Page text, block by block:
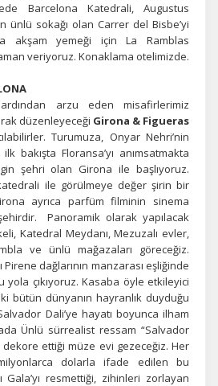
uygun reklamlar göstermek için
reklamları görmeye devam
Kaydet
Barcelona Katedrali, Augustus
ünlü sokağı olan Carrer del Bisbe’yi
akşam yemeği için La Ramblas
veriyoruz. Konaklama otelimizde.
ardından arzu eden misafirlerimiz
düzenleyeceği Girona & Figueras
Turumuza, Onyar Nehri’nin
bakışta Floransa’yı anımsatmakta
şehri olan Girona ile başlıyoruz.
ile görülmeye değer şirin bir
ayrıca parfüm filminin sinema
şehirdir. Panoramik olarak yapılacak
Katedral Meydanı, Mezuzalı evler,
ve ünlü mağazaları göreceğiz.
dağlarının manzarası eşliğinde
yola çıkıyoruz. Kasaba öyle etkileyici
bütün dünyanın hayranlık duyduğu
Dali’ye hayatı boyunca ilham
Ünlü sürrealist ressam “Salvador
dekore ettiği müze evi gezeceğiz. Her
dolarla ifade edilen bu
Gala’yı resmettiği, zihinleri zorlayan